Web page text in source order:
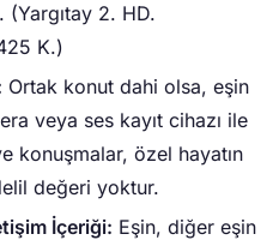
(Yargıtay 2. HD.
K.)
Ortak konut dahi olsa, eşin
veya ses kayıt cihazı ile
konuşmalar, özel hayatın
değeri yoktur.
İçeriği: Eşin, diğer eşin